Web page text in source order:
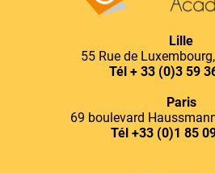
Lille
55 Rue de
Tél + 33 (0)3 59
Paris
69 boulevard
Tél +33 (0)1 85